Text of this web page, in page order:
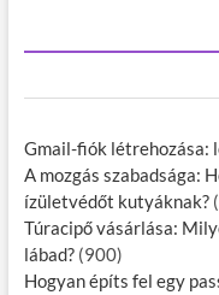
Gmail-fiók létrehozása:
A mozgás szabadsága:
ízületvédőt kutyáknak?
Túracipő vásárlása:
lábad? (900)
Hogyan építs fel egy